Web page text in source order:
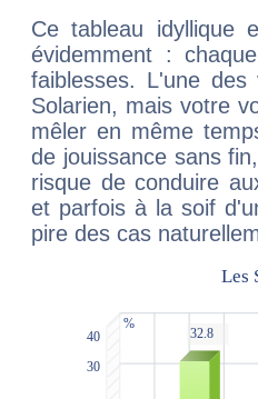
Ce tableau idyllique
évidemment :
faiblesses. L'une
Solarien, mais votre
mêler en même
de jouissance sans
risque de conduire
et parfois à la soif
pire des cas